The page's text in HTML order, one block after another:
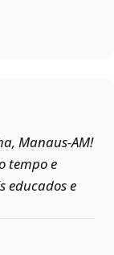
Manaus‑AM!
tempo e
educados e